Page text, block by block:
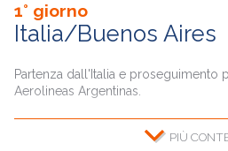
1° giorno
Italia/Buenos Aires
Partenza dall'Italia e proseguimento
Aerolineas Argentinas.